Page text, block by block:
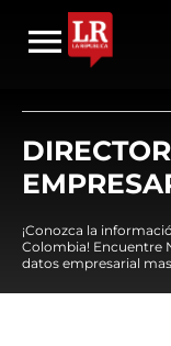
¡Conozca la
Colombia! Encuentre
datos empresarial